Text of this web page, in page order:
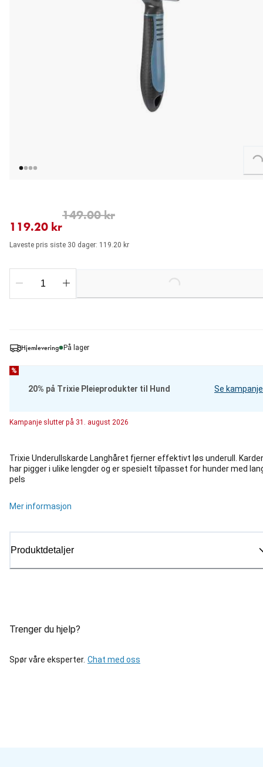
Loading...
Hjemlevering På lager
%
20% på Trixie Pleieprodukter til Hund Se kampanje
Kampanje slutter på 31. august 2026
Trixie Underullskarde Langhåret fjerner effektivt løs underull.
har pigger i ulike lengder og er spesielt tilpasset for hunder med
pels
Mer informasjon
Produktdetaljer
Trenger du hjelp?
Spør våre eksperter. Chat med oss
119.20 kr
nåværende pris 119.20 kr
149.00 kr
opprinnelig pris 149.00 kr
Laveste pris siste 30 dager: 119.20 kr
Loading...